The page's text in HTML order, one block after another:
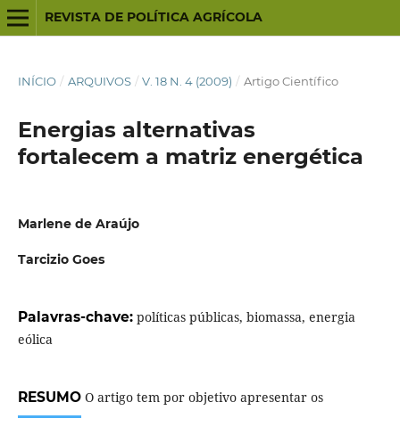
REVISTA DE POLÍTICA AGRÍCOLA
INÍCIO / ARQUIVOS / V. 18 N. 4 (2009) / Artigo Científico
Energias alternativas
fortalecem a matriz energética
Marlene de Araújo
Tarcizio Goes
Palavras-chave: políticas públicas, biomassa, energia
eólica
RESUMOO artigo tem por objetivo apresentar os